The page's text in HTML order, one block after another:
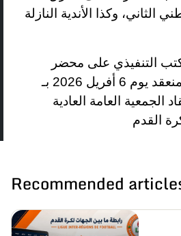
الثاني، وكذا الأندية النازلة
التنفيذي على محضر
اجتماع مكتب الرابطة المنعقد يوم 6 أفريل 2026 بـ
الجمعية العامة العادية
القدم
Recommended